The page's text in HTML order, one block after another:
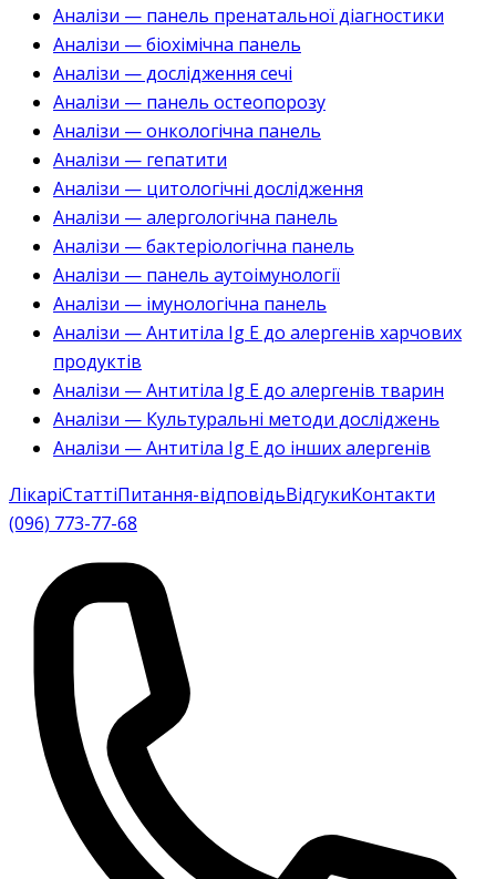
Аналізи — панель пренатальної діагностики
Аналізи — біохімічна панель
Аналізи — дослідження сечі
Аналізи — панель остеопорозу
Аналізи — онкологічна панель
Аналізи — гепатити
Аналізи — цитологічні дослідження
Аналізи — алергологічна панель
Аналізи — бактеріологічна панель
Аналізи — панель аутоімунології
Аналізи — імунологічна панель
Аналізи — Антитіла Ig E до алергенів харчових
продуктів
Аналізи — Антитіла Ig E до алергенів тварин
Аналізи — Культуральні методи досліджень
Аналізи — Антитіла Ig E до інших алергенів
ЛікаріСтаттіПитання-відповідьВідгукиКонтакти
(096) 773-77-68